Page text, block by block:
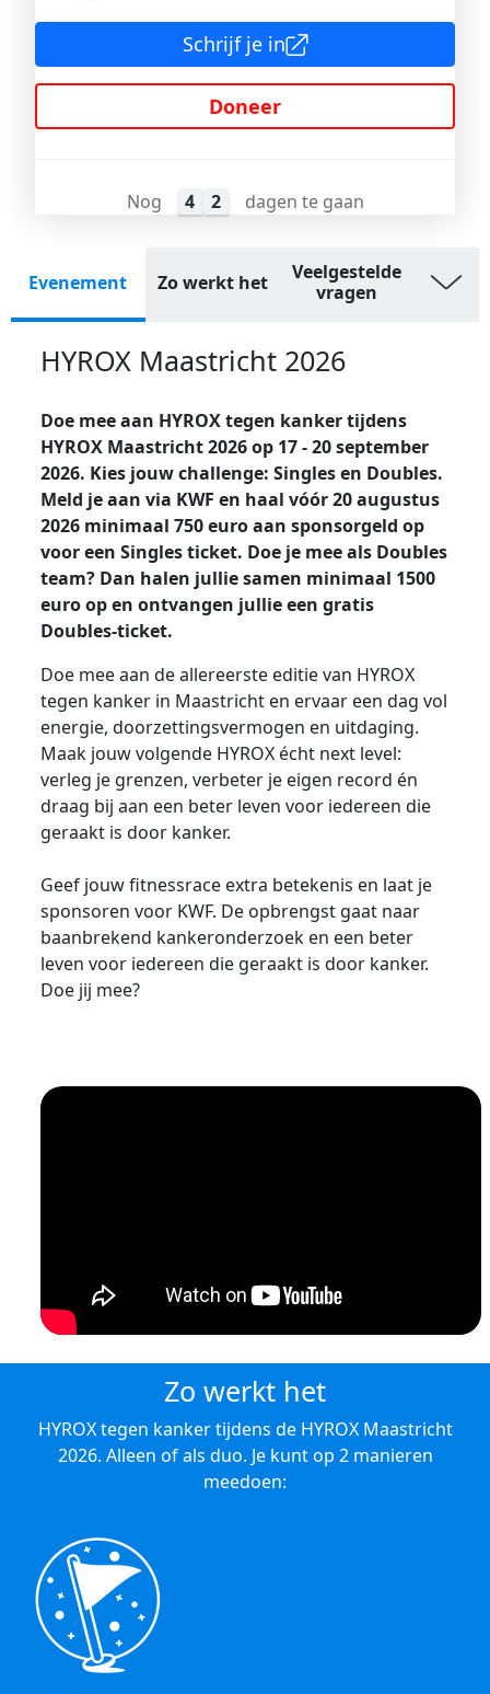
Schrijf je in
Doneer
Nog 4 2 dagen te gaan
Evenement Zo werkt het
Veelgestelde
vragen
HYROX Maastricht 2026
Doe mee aan HYROX tegen kanker tijdens
HYROX Maastricht 2026 op 17 - 20 september
2026. Kies jouw challenge: Singles en Doubles.
Meld je aan via KWF en haal vóór 20 augustus
2026 minimaal 750 euro aan sponsorgeld op
voor een Singles ticket. Doe je mee als Doubles
team? Dan halen jullie samen minimaal 1500
euro op en ontvangen jullie een gratis
Doubles-ticket.
Doe mee aan de allereerste editie van HYROX
tegen kanker in Maastricht en ervaar een dag vol
energie, doorzettingsvermogen en uitdaging.
Maak jouw volgende HYROX écht next level:
verleg je grenzen, verbeter je eigen record én
draag bij aan een beter leven voor iedereen die
geraakt is door kanker.
Geef jouw fitnessrace extra betekenis en laat je
sponsoren voor KWF. De opbrengst gaat naar
baanbrekend kankeronderzoek en een beter
leven voor iedereen die geraakt is door kanker.
Doe jij mee?
Zo werkt het
HYROX tegen kanker tijdens de HYROX Maastricht
2026. Alleen of als duo. Je kunt op 2 manieren
meedoen: